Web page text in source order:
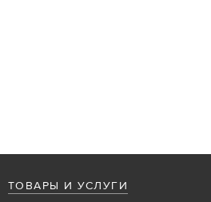
ТОВАРЫ И УСЛУГИ